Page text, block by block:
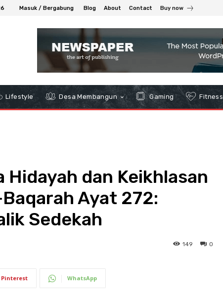
Masuk / Bergabung Blog About Contact Buy now
Lifestyle Desa Membangun Gaming Fitness
Hidayah dan Keikhlasan
Ayat 272:
Sedekah
0
149
Pinterest WhatsApp